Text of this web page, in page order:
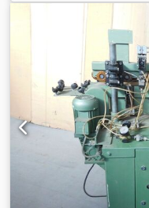
para polimento de
alto brilho, metais,
inclinados – Graças a
ao oscilar, garantem
a serem tratadas.
movimento reverso,
mármore, painéis de
rolos: 1300 mm
útil de trabalho: 4300
mm Altura máxima do
Altura da mesa de
Diâmetro da boca de
5000 x 2350 x 1750 h